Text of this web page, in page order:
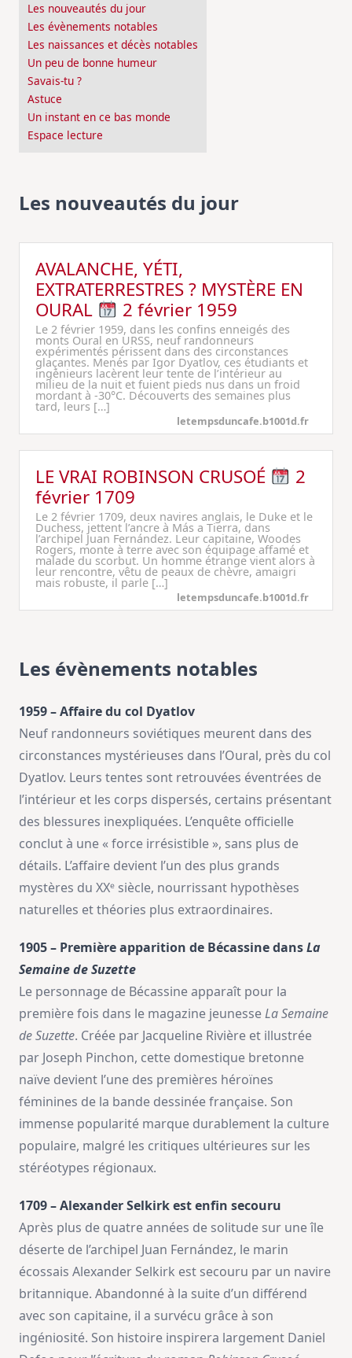
Les nouveautés du jour
Les évènements notables
Les naissances et décès notables
Un peu de bonne humeur
Savais-tu ?
Astuce
Un instant en ce bas monde
Espace lecture
Les nouveautés du jour
AVALANCHE, YÉTI,
EXTRATERRESTRES ? MYSTÈRE EN
OURAL
2 février 1959
Le 2 février 1959, dans les confins enneigés des
monts Oural en URSS, neuf randonneurs
expérimentés périssent dans des circonstances
glaçantes. Menés par Igor Dyatlov, ces étudiants et
ingénieurs lacèrent leur tente de l’intérieur au
milieu de la nuit et fuient pieds nus dans un froid
mordant à -30°C. Découverts des semaines plus
tard, leurs […]
letempsduncafe.b1001d.fr
LE VRAI ROBINSON CRUSOÉ
2
février 1709
Le 2 février 1709, deux navires anglais, le Duke et le
Duchess, jettent l’ancre à Más a Tierra, dans
l’archipel Juan Fernández. Leur capitaine, Woodes
Rogers, monte à terre avec son équipage affamé et
malade du scorbut. Un homme étrange vient alors à
leur rencontre, vêtu de peaux de chèvre, amaigri
mais robuste, il parle […]
letempsduncafe.b1001d.fr
Les évènements notables
1959 – Affaire du col Dyatlov
Neuf randonneurs soviétiques meurent dans des
circonstances mystérieuses dans l’Oural, près du col
Dyatlov. Leurs tentes sont retrouvées éventrées de
l’intérieur et les corps dispersés, certains présentant
des blessures inexpliquées. L’enquête officielle
conclut à une « force irrésistible », sans plus de
détails. L’affaire devient l’un des plus grands
mystères du XXᵉ siècle, nourrissant hypothèses
naturelles et théories plus extraordinaires.
1905 – Première apparition de Bécassine dansLa
Semaine de Suzette
Le personnage de Bécassine apparaît pour la
première fois dans le magazine jeunesseLa Semaine
de Suzette. Créée par Jacqueline Rivière et illustrée
par Joseph Pinchon, cette domestique bretonne
naïve devient l’une des premières héroïnes
féminines de la bande dessinée française. Son
immense popularité marque durablement la culture
populaire, malgré les critiques ultérieures sur les
stéréotypes régionaux.
1709 – Alexander Selkirk est enfin secouru
Après plus de quatre années de solitude sur une île
déserte de l’archipel Juan Fernández, le marin
écossais Alexander Selkirk est secouru par un navire
britannique. Abandonné à la suite d’un différend
avec son capitaine, il a survécu grâce à son
ingéniosité. Son histoire inspirera largement Daniel